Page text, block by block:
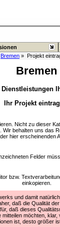
Bremen » Projekt
Bremen
Ihr Projekt
Nicht zu dieser
Wir behalten uns das
hier erscheinenden
Felder
bzw.
einkopieren.
und damit
daß die Qualität
daß dieses
möchten,
ist, desto größer